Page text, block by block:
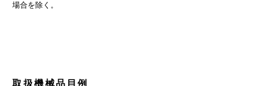
場合を除く。
取扱機械品目例